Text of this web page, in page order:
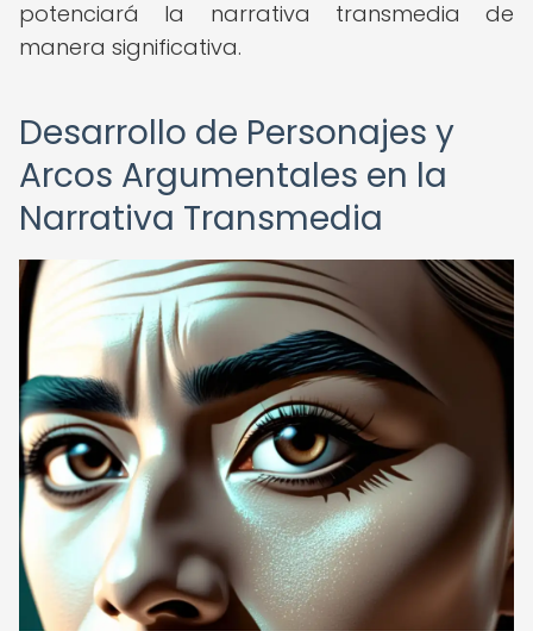
potenciará la narrativa transmedia de
manera significativa.
Desarrollo de Personajes y
Arcos Argumentales en la
Narrativa Transmedia